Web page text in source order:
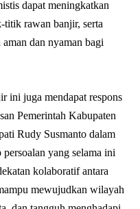
dapat meningkatkan
titik rawan banjir, serta
dan nyaman bagi
ini juga mendapat respons
Pemerintah Kabupaten
Rudy Susmanto dalam
yang selama ini
kolaboratif antara
mewujudkan wilayah